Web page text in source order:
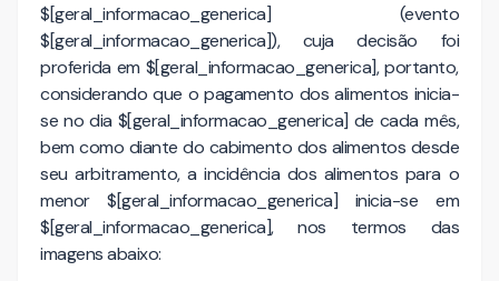
$[geral_informacao_generica] (evento
$[geral_informacao_generica]), cuja decisão foi
proferida em $[geral_informacao_generica], portanto,
considerando que o pagamento dos alimentos inicia-
se no dia $[geral_informacao_generica] de cada mês,
bem como diante do cabimento dos alimentos desde
seu arbitramento, a incidência dos alimentos para o
menor $[geral_informacao_generica] inicia-se em
$[geral_informacao_generica], nos termos das
imagens abaixo: